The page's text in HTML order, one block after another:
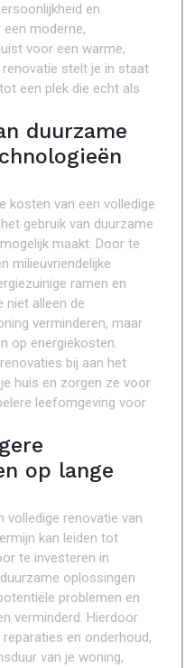
en
moderne,
voor een warme,
renovatie stelt je in staat
een plek die echt als
duurzame
kosten van een volledige
gebruik van duurzame
maakt. Door te
milieuvriendelijke
ramen en
niet alleen de
verminderen, maar
op energiekosten.
bij aan het
huis en zorgen ze voor
leefomgeving voor
op lange
volledige renovatie van
kan leiden tot
te investeren in
oplossingen
problemen en
verminderd. Hierdoor
en onderhoud,
van je woning,